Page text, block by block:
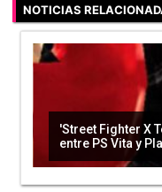
NOTICIAS
'Street Fighter X
entre PS Vita y